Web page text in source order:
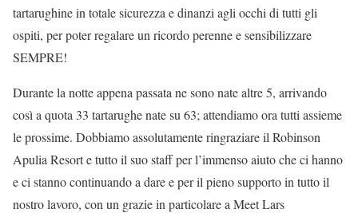
tartarughine in totale sicurezza e dinanzi agli occhi di tutti gli
ospiti, per poter regalare un ricordo perenne e sensibilizzare
SEMPRE!
Durante la notte appena passata ne sono nate altre 5, arrivando
così a quota 33 tartarughe nate su 63; attendiamo ora tutti assieme
le prossime. Dobbiamo assolutamente ringraziare il Robinson
Apulia Resort e tutto il suo staff per l’immenso aiuto che ci hanno
e ci stanno continuando a dare e per il pieno supporto in tutto il
nostro lavoro, con un grazie in particolare a Meet Lars